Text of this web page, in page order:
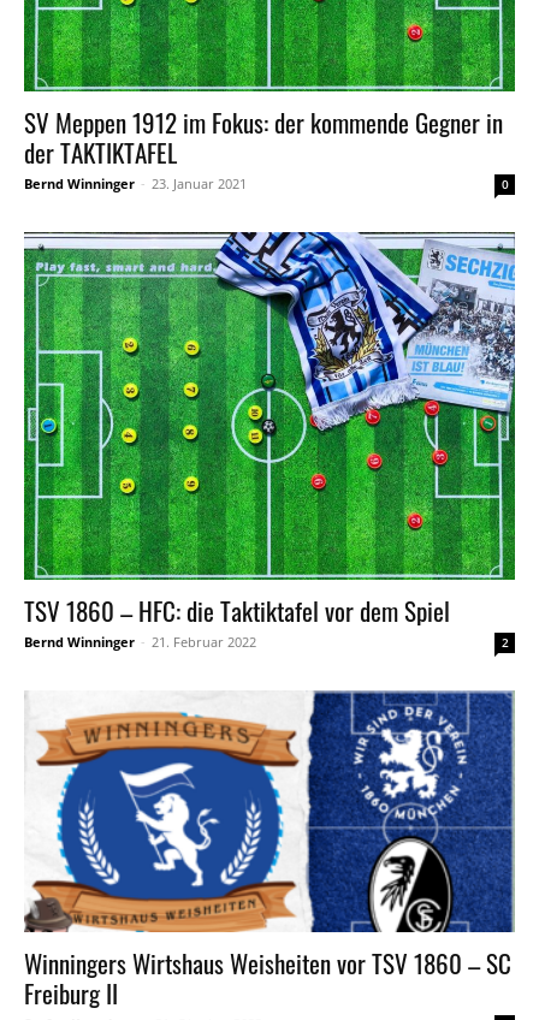
SV Meppen 1912 im Fokus: der kommende Gegner in
der TAKTIKTAFEL
Bernd Winninger - 23. Januar 2021 0
TSV 1860 – HFC: die Taktiktafel vor dem Spiel
Bernd Winninger - 21. Februar 2022 2
Winningers Wirtshaus Weisheiten vor TSV 1860 – SC
Freiburg II